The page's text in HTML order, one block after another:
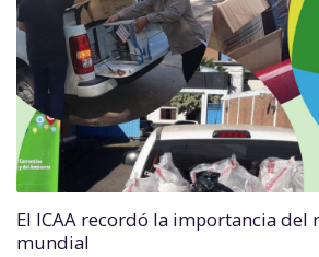
El ICAA recordó la importancia del
mundial